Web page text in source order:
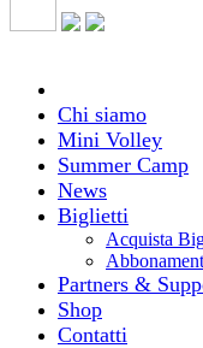
Chi siamo
Mini Volley
Summer Camp
News
Biglietti
Acquista
Partners &
Shop
Contatti